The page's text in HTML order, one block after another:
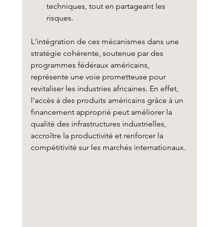
techniques, tout en partageant les
risques.
L'intégration de ces mécanismes dans une
stratégie cohérente, soutenue par des
programmes fédéraux américains,
représente une voie prometteuse pour
revitaliser les industries africaines. En effet,
l'accès à des produits américains grâce à un
financement approprié peut améliorer la
qualité des infrastructures industrielles,
accroître la productivité et renforcer la
compétitivité sur les marchés internationaux.